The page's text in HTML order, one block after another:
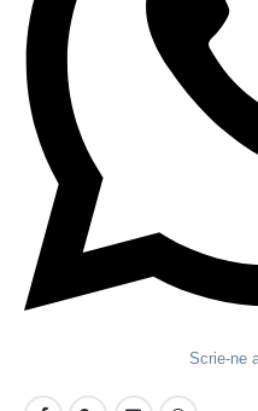
Scrie-ne